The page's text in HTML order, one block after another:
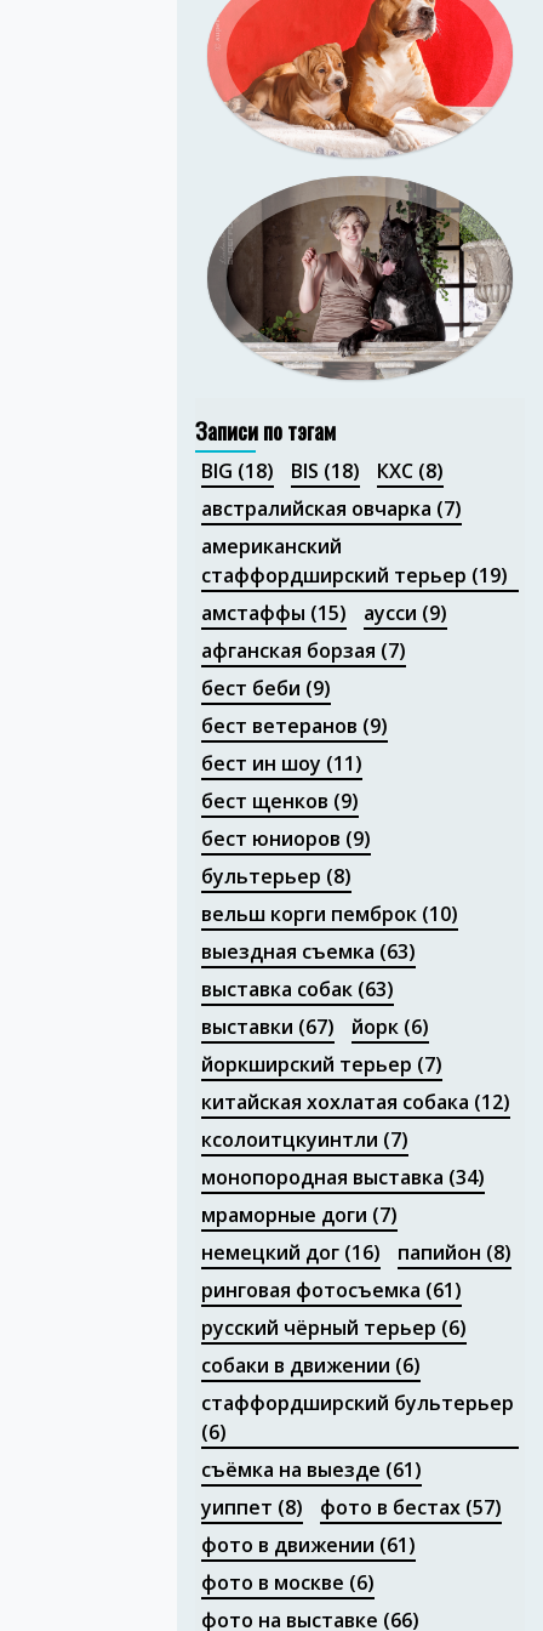
Портфолио — выставки
собак
Портфолио
Портфолио
Записи по тэгам
BIG (18) BIS (18) КХС(8)
австралийская овчарка (7)
американский
стаффордширский терьер (19)
амстаффы (15) аусси (9)
афганская борзая (7)
бест беби (9)
бест ветеранов (9)
бест ин шоу (11)
бест щенков (9)
бест юниоров (9)
бультерьер (8)
вельш корги пемброк(10)
выездная съемка (63)
выставка собак(63)
выставки (67) йорк(6)
йоркширский терьер (7)
китайская хохлатая собака (12)
ксолоитцкуинтли (7)
монопородная выставка (34)
мраморные доги (7)
немецкий дог(16) папийон (8)
ринговая фотосъемка (61)
русский чёрный терьер (6)
собаки в движении (6)
стаффордширский бультерьер
(6)
съёмка на выезде (61)
уиппет (8) фото в бестах(57)
фото в движении (61)
фото в москве (6)
фото на выставке (66)